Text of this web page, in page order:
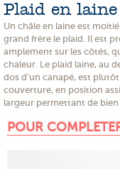
Plaid en
Un châle en laine est
grand frère le plaid. Il est
amplement sur les côtés,
chaleur. Le plaid laine, au
dos d'un canapé, est
couverture, en position
largeur permettant de bien
POUR